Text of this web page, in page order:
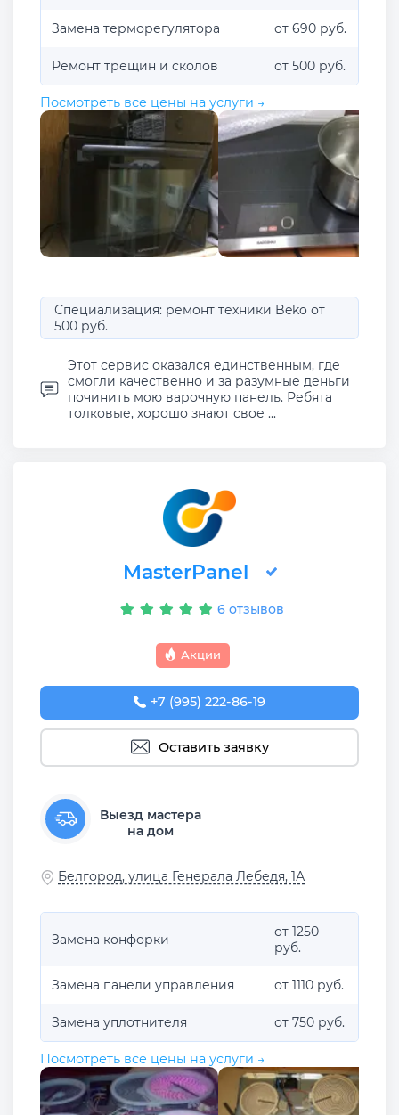
Замена терморегулятора от 690 руб.
Ремонт трещин и сколов от 500 руб.
Посмотреть все цены на услуги →
Специализация: ремонт техники Beko от
500 руб.
Этот сервис оказался единственным, где
смогли качественно и за разумные деньги
починить мою варочную панель. Ребята
толковые, хорошо знают свое ...
MasterPanel
6 отзывов
Акции
+7 (995) 222-86-19
Оставить заявку
Выезд мастера
на дом
Белгород, улица Генерала Лебедя, 1А
Замена конфорки
от 1250
руб.
Замена панели управления от 1110 руб.
Замена уплотнителя от 750 руб.
Посмотреть все цены на услуги →